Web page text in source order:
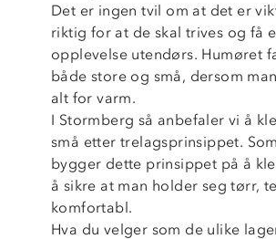
Det er ingen tvil om at det er
riktig for at de skal trives og få
opplevelse utendørs. Humøret
både store og små, dersom
alt for varm.
I Stormberg så anbefaler vi å
små etter trelagsprinsippet.
bygger dette prinsippet på å
å sikre at man holder seg tørr,
komfortabl.
Hva du velger som de ulike